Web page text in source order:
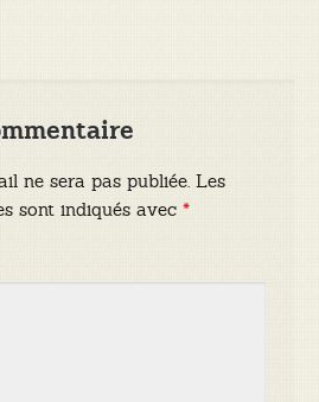
ne sera pas publiée. Les
sont indiqués avec*